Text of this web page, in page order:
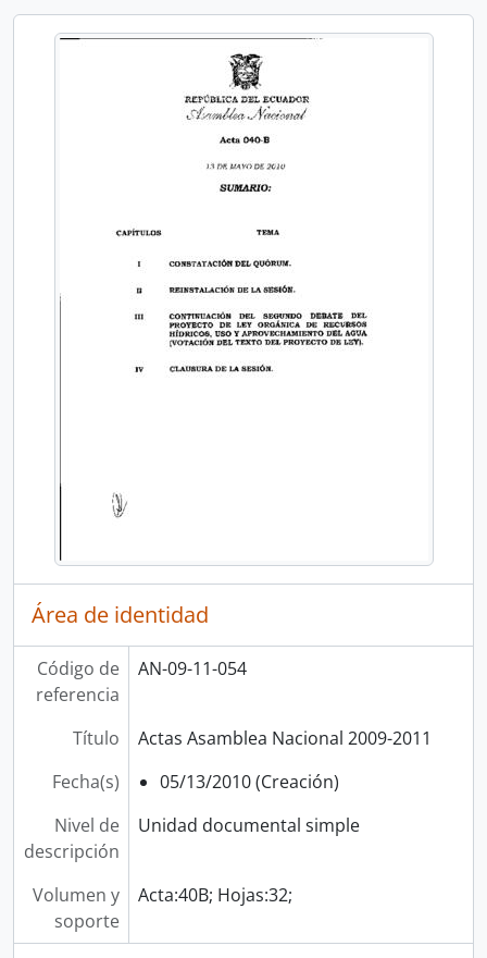
Área de identidad
Código de
referencia
AN-09-11-054
Título
Actas Asamblea Nacional 2009-2011
Fecha(s)
05/13/2010 (Creación)
Nivel de
descripción
Unidad documental simple
Volumen y
soporte
Acta:40B; Hojas:32;